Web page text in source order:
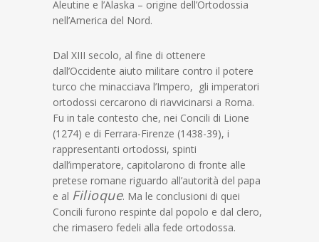
Aleutine e l’Alaska – origine dell’Ortodossia
nell’America del Nord.
Dal XIII secolo, al fine di ottenere
dall’Occidente aiuto militare contro il potere
turco che minacciava l’Impero, gli imperatori
ortodossi cercarono di riavvicinarsi a Roma.
Fu in tale contesto che, nei Concili di Lione
(1274) e di Ferrara-Firenze (1438-39), i
rappresentanti ortodossi, spinti
dall’imperatore, capitolarono di fronte alle
pretese romane riguardo all’autorità del papa
e al Filioque. Ma le conclusioni di quei
Concili furono respinte dal popolo e dal clero,
che rimasero fedeli alla fede ortodossa.